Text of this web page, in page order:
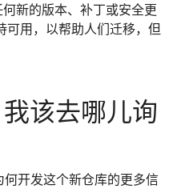
新的版本、补丁或安全更
可用，以帮助人们迁移，但
该去哪儿询
开发这个新仓库的更多信